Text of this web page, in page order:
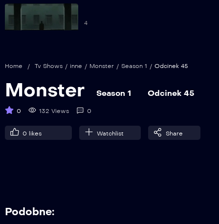
4
Odcinek 5
Home / Tv Shows / inne / Monster / Season 1 / Odcinek 45
Monster Season 1 Odcinek 45
0 132 Views 0
0 likes Watchlist Share
Podobne: